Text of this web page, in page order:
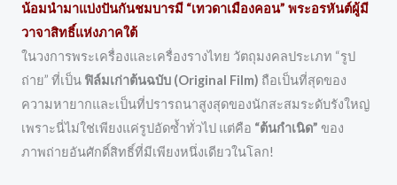
น้อมนำมาแบ่งปันกันชมบารมี “เทวดาเมืองคอน” พระอรหันต์ผู้มี
วาจาสิทธิ์แห่งภาคใต้
ในวงการพระเครื่องและเครื่องรางไทย วัตถุมงคลประเภท “รูป
ถ่าย” ที่เป็น ฟิล์มเก่าต้นฉบับ (Original Film) ถือเป็นที่สุดของ
ความหายากและเป็นที่ปรารถนาสูงสุดของนักสะสมระดับรังใหญ่
เพราะนี่ไม่ใช่เพียงแค่รูปอัดซ้ำทั่วไป แต่คือ “ต้นกำเนิด” ของ
ภาพถ่ายอันศักดิ์สิทธิ์ที่มีเพียงหนึ่งเดียวในโลก!